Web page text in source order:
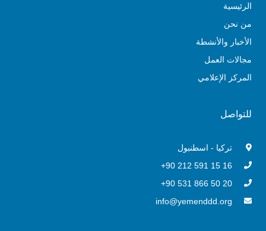
الرئيسية
من نحن
الأخبار والأنشطة
مجالات العمل
المركز الإعلامي
للتواصل
تركيا - اسطنبول
16 15 591 212 90+
20 50 866 531 90+
info@yemenddd.org